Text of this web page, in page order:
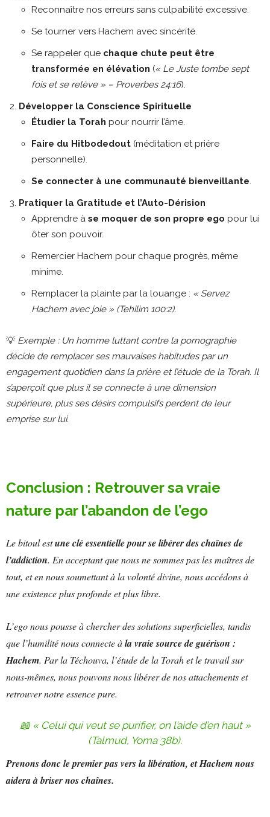
Reconnaître nos erreurs sans culpabilité excessive.
Se tourner vers Hachem avec sincérité.
Se rappeler que chaque chute peut être
transformée en élévation (« Le Juste tombe sept
fois et se relève » – Proverbes 24:16).
Développer la Conscience Spirituelle
Étudier la Torah pour nourrir l’âme.
Faire du Hitbodedout (méditation et prière
personnelle).
Se connecter à une communauté bienveillante
Pratiquer la Gratitude et l’Auto-Dérision
Apprendre à se moquer de son propre ego pour lui
ôter son pouvoir.
Remercier Hachem pour chaque progrès, même
minime.
Remplacer la plainte par la louange : « Servez
Hachem avec joie » (Tehilim 100:2).
💡 Exemple : Un homme luttant contre la pornographie
décide de remplacer ses mauvaises habitudes par un
engagement quotidien dans la prière et l’étude de la Torah. Il
s’aperçoit que plus il se connecte à une dimension
supérieure, plus ses désirs compulsifs perdent de leur
emprise sur lui.
Conclusion : Retrouver sa vraie
nature par l’abandon de l’ego
Le bitoul estune clé essentielle pour se libérer des chaînes de
l’addiction. En acceptant que nous ne sommes pas les maîtres de
tout, et en nous soumettant à la volonté divine, nous accédons à
une existence plus profonde et plus libre.
L’ego nous pousse à chercher des solutions superficielles, tandis
que l’humilité nous connecte àla vraie source de guérison :
Hachem. Par la Téchouva, l’étude de la Torah et le travail sur
nous-mêmes, nous pouvons nous libérer de nos attachements et
retrouver notre essence pure.
📖 « Celui qui veut se purifier, on l’aide d’en haut »
(Talmud, Yoma 38b).
Prenons donc le premier pas vers la libération, et Hachem nous
aidera à briser nos chaînes.